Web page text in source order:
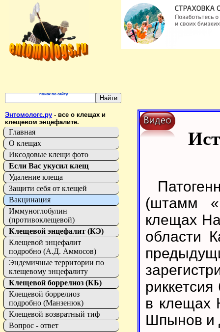
Главная
О клещах
Иксодовые клещи фото
Если Вас укусил клещ
Удаление клеща
Защити себя от клещей
Вакцинация
Иммуноглобулин
(противоклещевой)
Клещевой энцефалит (КЭ)
Клещевой энцефалит
подробно (А.Д. Аммосов)
Эндемичные территории по
клещевому энцефалиту
Клещевой боррелиоз (КБ)
Клещевой боррелиоз
подробно (Манзенюк)
Клещевой возвратный тиф
Вопрос - ответ
(штамм
клещах
области
в клещах
Шпынов и
поиск по сайту
Энтомологс.ру - все о клещах и
клещевом энцефалите.